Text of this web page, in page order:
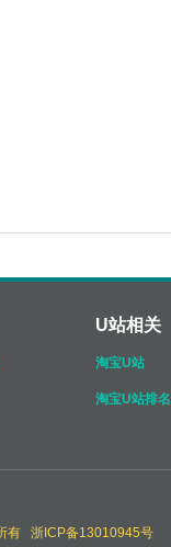
U站相关
淘宝U站
淘宝U站排名
有 浙ICP备13010945号